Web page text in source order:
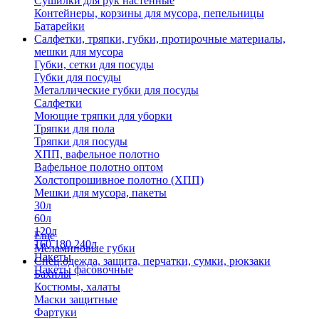
Контейнеры, корзины для мусора, пепельницы
Батарейки
Салфетки, тряпки, губки, протирочные материалы,
мешки для мусора
Губки, сетки для посуды
Губки для посуды
Металлические губки для посуды
Салфетки
Моющие тряпки для уборки
Тряпки для пола
Тряпки для посуды
ХПП, вафельное полотно
Вафельное полотно оптом
Холстопрошивное полотно (ХПП)
Мешки для мусора, пакеты
30л
60л
120л
160,180,240л
Пакеты
Пакеты фасовочные
Еще
Меламиновые губки
Спец.одежда, защита, перчатки, сумки, рюкзаки
Бахилы
Костюмы, халаты
Маски защитные
Фартуки